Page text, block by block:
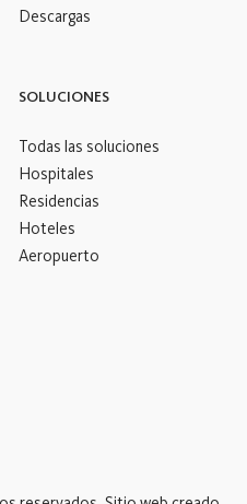
Descargas
SOLUCIONES
Todas las soluciones
Hospitales
Residencias
Hoteles
Aeropuerto